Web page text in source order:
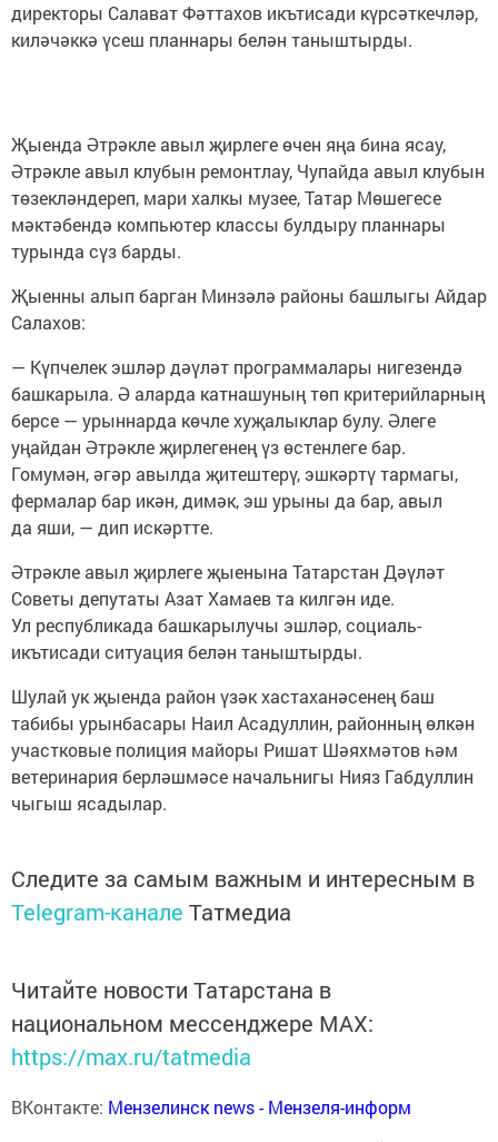
директоры Салават Фәттахов икътисади күрсәткечләр,
киләчәккә үсеш планнары белән таныштырды.
Җыенда Әтрәкле авыл җирлеге өчен яңа бина ясау,
Әтрәкле авыл клубын ремонтлау, Чупайда авыл клубын
төзекләндереп, мари халкы музее, Татар Мөшегесе
мәктәбендә компьютер классы булдыру планнары
турында сүз барды.
Җыенны алып барган Минзәлә районы башлыгы Айдар
Салахов:
— Күпчелек эшләр дәүләт программалары нигезендә
башкарыла. Ә аларда катнашуның төп критерийларның
берсе — урыннарда көчле хуҗалыклар булу. Әлеге
уңайдан Әтрәкле җирлегенең үз өстенлеге бар.
Гомумән, әгәр авылда җитештерү, эшкәртү тармагы,
фермалар бар икән, димәк, эш урыны да бар, авыл
да яши, — дип искәртте.
Әтрәкле авыл җирлеге җыенына Татарстан Дәүләт
Советы депутаты Азат Хамаев та килгән иде.
Ул республикада башкарылучы эшләр, социаль-
икътисади ситуация белән таныштырды.
Шулай ук җыенда район үзәк хастаханәсенең баш
табибы урынбасары Наил Асадуллин, районның өлкән
участковые полиция майоры Ришат Шәяхмәтов һәм
ветеринария берләшмәсе начальнигы Нияз Габдуллин
чыгыш ясадылар.
Следите за самым важным и интересным в
Telegram-канале Татмедиа
Читайте новости Татарстана в
национальном мессенджере MАХ:
https://max.ru/tatmedia
ВКонтакте: Мензелинск news - Мензеля-информ